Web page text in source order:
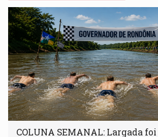
COLUNA SEMANAL: Largada foi